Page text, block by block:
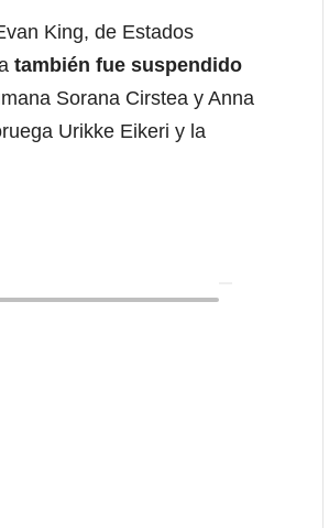
King, de Estados
también fue suspendido
Sorana Cirstea y Anna
Urikke Eikeri y la